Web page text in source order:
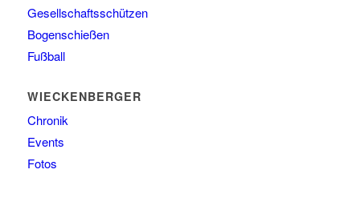
Gesellschaftsschützen
Bogenschießen
Fußball
WIECKENBERGER
Chronik
Events
Fotos